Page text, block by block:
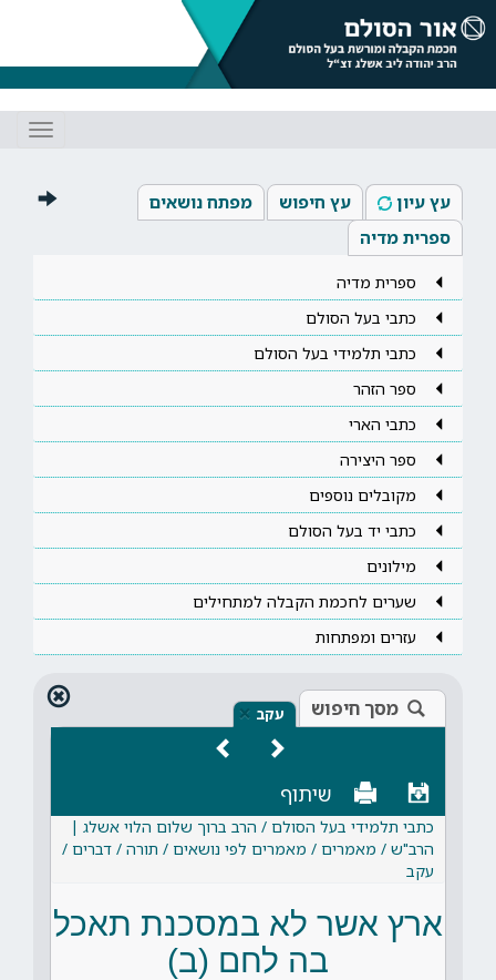
עץ עיון עץ חיפוש
מפתח נושאים
ספרית מדיה
ספרית מדיה
כתבי בעל הסולם
כתבי תלמידי בעל הסולם
ספר הזהר
כתבי הארי
ספר היצירה
מקובלים נוספים
כתבי יד בעל הסולם
מילונים
שערים לחכמת הקבלה למתחילים
עזרים ומפתחות
מסך חיפוש עקב ×
שיתוף
כתבי תלמידי בעל הסולם / הרב ברוך שלום הלוי אשלג |
הרב"ש / מאמרים / מאמרים לפי נושאים / תורה / דברים /
עקב
ארץ אשר לא במסכנת תאכל
בה לחם (ב)